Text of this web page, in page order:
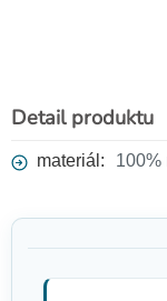
Detail produktu
materiál: 100%